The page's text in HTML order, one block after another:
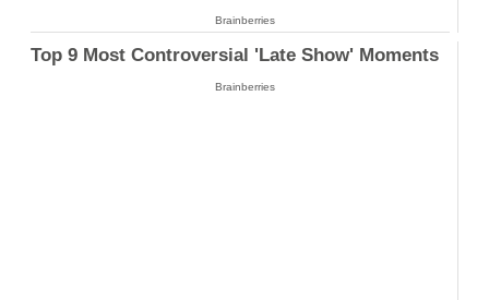
Brainberries
Top 9 Most Controversial 'Late Show' Moments
Brainberries